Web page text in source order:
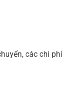
các chi phí